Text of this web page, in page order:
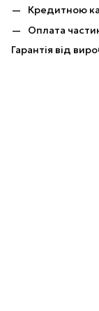
Кредитною
Оплата
Гарантія від